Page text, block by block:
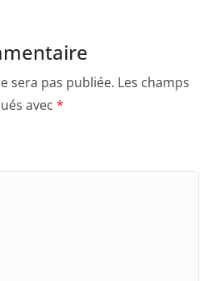
sera pas publiée. Les champs
avec *